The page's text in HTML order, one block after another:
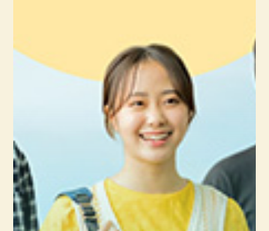
【文化財と観光：第3回】④日本の昭和歌謡